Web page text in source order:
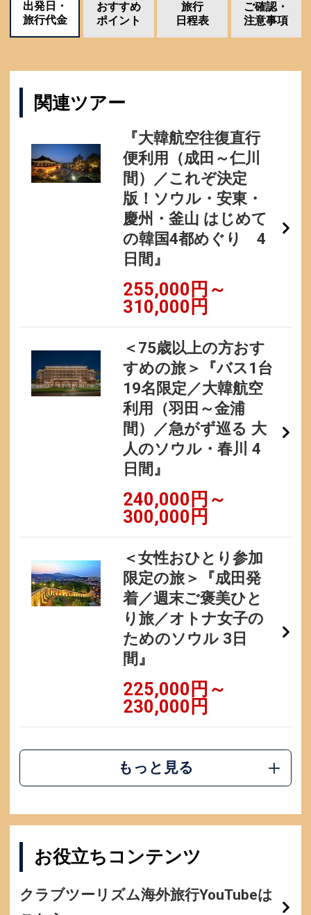
出発日・
旅行代金
おすすめ
ポイント
旅行
日程表
ご確認・
注意事項
関連ツアー
『大韓航空往復直行
便利用（成田～仁川
間）／これぞ決定
版！ソウル・安東・
慶州・釜山 はじめて
の韓国4都めぐり 4
日間』
255,000円～
310,000円
＜75歳以上の方おす
すめの旅＞『バス1台
19名限定／大韓航空
利用（羽田～金浦
間）／急がず巡る 大
人のソウル・春川 4
日間』
240,000円～
300,000円
＜女性おひとり参加
限定の旅＞『成田発
着／週末ご褒美ひと
り旅／オトナ女子の
ためのソウル 3日
間』
225,000円～
230,000円
もっと見る
お役立ちコンテンツ
クラブツーリズム海外旅行YouTubeは